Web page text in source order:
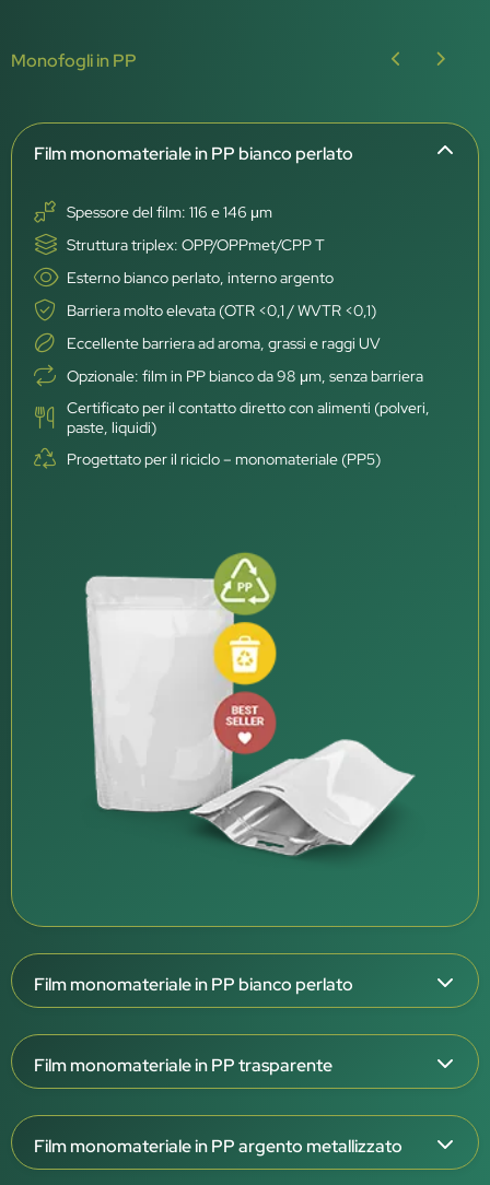
Monofogli in PP
Film monomateriale in PP bianco perlato
Spessore del film: 116 e 146 μm
Struttura triplex: OPP/OPPmet/CPP T
Esterno bianco perlato, interno argento
Barriera molto elevata (OTR <0,1 / WVTR <0,1)
Eccellente barriera ad aroma, grassi e raggi UV
Opzionale: film in PP bianco da 98 μm, senza barriera
Certificato per il contatto diretto con alimenti (polveri,
paste, liquidi)
Progettato per il riciclo – monomateriale (PP5)
Film monomateriale in PP bianco perlato
Struttura triplex: OPP/OPPmet/CPP W
Barriera molto elevata (OTR <0,1 / WVTR <0,1)
Eccellente barriera ad aroma, grassi e raggi UV
Film monomateriale in PP trasparente
Struttura triplex: OPP/OPP/CPP T
Film monomateriale in PP argento metallizzato